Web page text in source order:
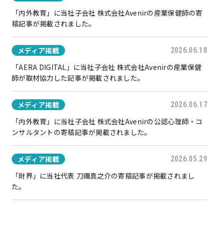
「内外教育」に当社子会社 株式会社Avenirの産業保健師の寄
稿記事が掲載されました。
メディア掲載 2026.06.18
「AERA DIGITAL」に当社子会社 株式会社Avenirの産業保健
師が取材協力した記事が掲載されました。
メディア掲載 2026.06.17
「内外教育」に当社子会社 株式会社Avenirの公認心理師・コ
ンサルタントの寄稿記事が掲載されました。
メディア掲載 2026.05.29
「財界」に当社代表 刀禰真之介の寄稿記事が掲載されまし
た。